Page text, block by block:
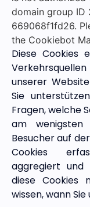
domain group
669068f1fd26.
the Cookiebot
Diese Cookies
unserer
Sie
Fragen, welche
am
Besucher auf
Cookies
aggregiert und
diese Cookies
wissen, wann